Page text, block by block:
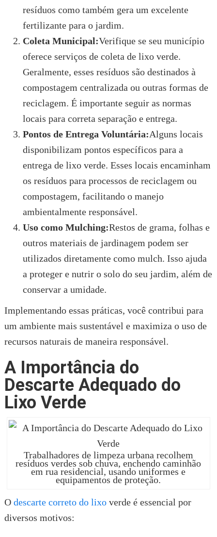
resíduos como também gera um excelente
fertilizante para o jardim.
Coleta Municipal:Verifique se seu município
oferece serviços de coleta de lixo verde.
Geralmente, esses resíduos são destinados à
compostagem centralizada ou outras formas de
reciclagem. É importante seguir as normas
locais para correta separação e entrega.
Pontos de Entrega Voluntária:Alguns locais
disponibilizam pontos específicos para a
entrega de lixo verde. Esses locais encaminham
os resíduos para processos de reciclagem ou
compostagem, facilitando o manejo
ambientalmente responsável.
Uso como Mulching:Restos de grama, folhas e
outros materiais de jardinagem podem ser
utilizados diretamente como mulch. Isso ajuda
a proteger e nutrir o solo do seu jardim, além de
conservar a umidade.
Implementando essas práticas, você contribui para
um ambiente mais sustentável e maximiza o uso de
recursos naturais de maneira responsável.
A Importância do
Descarte Adequado do
Lixo Verde
Trabalhadores de limpeza urbana recolhem
resíduos verdes sob chuva, enchendo caminhão
em rua residencial, usando uniformes e
equipamentos de proteção.
O descarte correto do lixoverde é essencial por
diversos motivos: